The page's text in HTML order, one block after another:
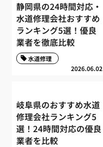
静岡県の24時間対応・
水道修理会社おすすめ
ランキング5選！優良
業者を徹底比較
2026.06.02
水道修理
岐阜県のおすすめ水道
修理会社ランキング5
選！24時間対応の優良
業者を比較